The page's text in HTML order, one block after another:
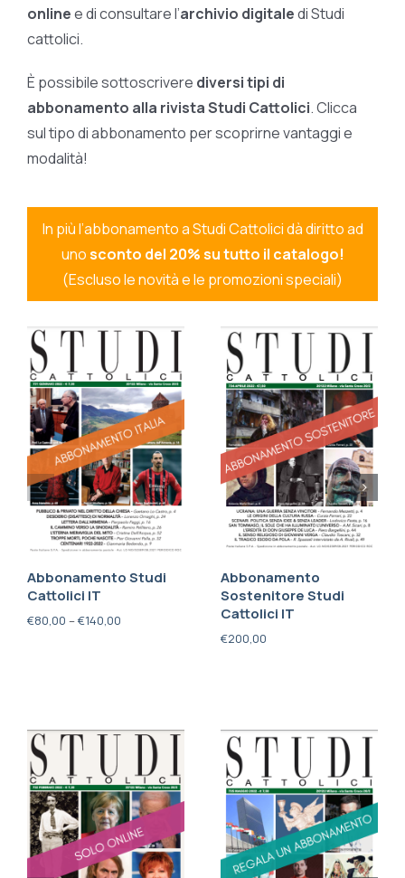
onlinee di consultare l’archivio digitaledi Studi
cattolici.
È possibile sottoscrivere diversi tipi di
abbonamento alla rivista Studi Cattolici. Clicca
sul tipo di abbonamento per scoprirne vantaggi e
modalità!
In più l’abbonamento a Studi Cattolici dà diritto ad
unosconto del 20% su tutto il catalogo!
(Escluso le novità e le promozioni speciali)
Abbonamento Studi
Cattolici IT
€80,00 –€140,00
Abbonamento
Sostenitore Studi
Cattolici IT
€200,00